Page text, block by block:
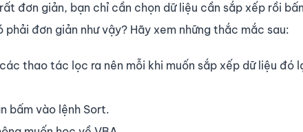
đơn giản, bạn chỉ cần chọn dữ liệu cần sắp xếp rồi
đơn giản như vậy? Hãy xem những thắc mắc sau:
thao tác lọc ra nên mỗi khi muốn sắp xếp dữ liệu đó
bấm vào lệnh Sort.